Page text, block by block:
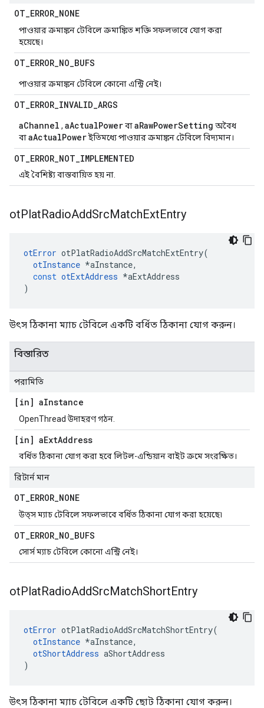
OT_ERROR_NONE
পাওয়ার ক্রমাঙ্কন টেবিলে ক্রমাঙ্কিত শক্তি সফলভাবে যোগ করা
হয়েছে।
OT_ERROR_NO_BUFS
পাওয়ার ক্রমাঙ্কন টেবিলে কোনো এন্ট্রি নেই।
OT_ERROR_INVALID_ARGS
aChannel , aActualPowerবাaRawPowerSetting অবৈধ
বাaActualPowerইতিমধ্যে পাওয়ার ক্রমাঙ্কন টেবিলে বিদ্যমান।
OT_ERROR_NOT_IMPLEMENTED
এই বৈশিষ্ট্য বাস্তবায়িত হয় না.
otPlatRadioAddSrcMatchExtEntry
otError otPlatRadioAddSrcMatchExtEntry(
otInstance *aInstance,
const otExtAddress *aExtAddress
)
উৎস ঠিকানা ম্যাচ টেবিলে একটি বর্ধিত ঠিকানা যোগ করুন।
বিস্তারিত
পরামিতি
[in] aInstance
OpenThread উদাহরণ গঠন.
[in] aExtAddress
বর্ধিত ঠিকানা যোগ করা হবে লিটল-এন্ডিয়ান বাইট ক্রমে সংরক্ষিত।
রিটার্ন মান
OT_ERROR_NONE
উত্স ম্যাচ টেবিলে সফলভাবে বর্ধিত ঠিকানা যোগ করা হয়েছে৷
OT_ERROR_NO_BUFS
সোর্স ম্যাচ টেবিলে কোনো এন্ট্রি নেই।
otPlatRadioAddSrcMatchShortEntry
otError otPlatRadioAddSrcMatchShortEntry(
otInstance *aInstance,
otShortAddress aShortAddress
)
উৎস ঠিকানা ম্যাচ টেবিলে একটি ছোট ঠিকানা যোগ করুন।